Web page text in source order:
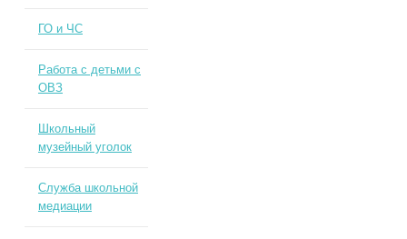
ГО и ЧС
Работа с детьми с
ОВЗ
Школьный
музейный уголок
Служба школьной
медиации